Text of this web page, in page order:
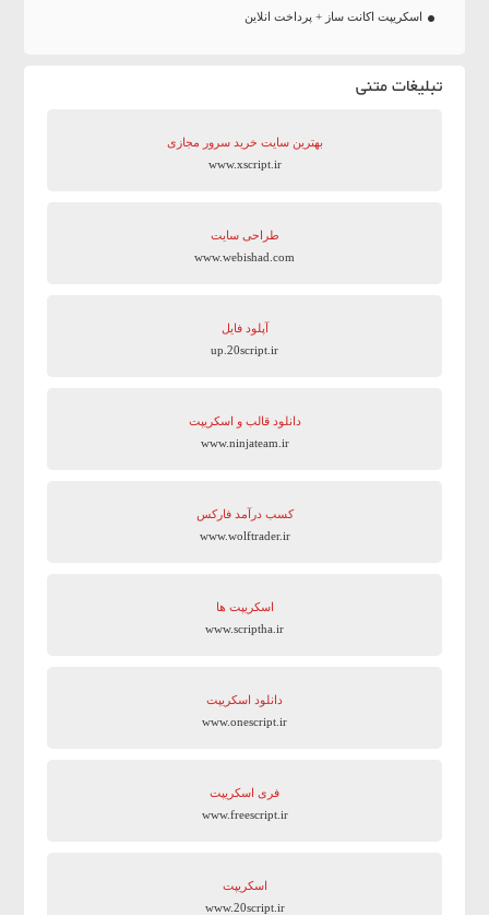
اسکریپت اکانت ساز + پرداخت انلاین
تبلیغات متنی
بهترین سایت‌ خرید سرور مجازی
www.xscript.ir
طراحی سایت
www.webishad.com
آپلود فایل
up.20script.ir
دانلود قالب و اسکریپت
www.ninjateam.ir
کسب درآمد فارکس
www.wolftrader.ir
اسکریپت ها
www.scriptha.ir
دانلود اسکریپت
www.onescript.ir
فری اسکریپت
www.freescript.ir
اسکریپت
www.20script.ir